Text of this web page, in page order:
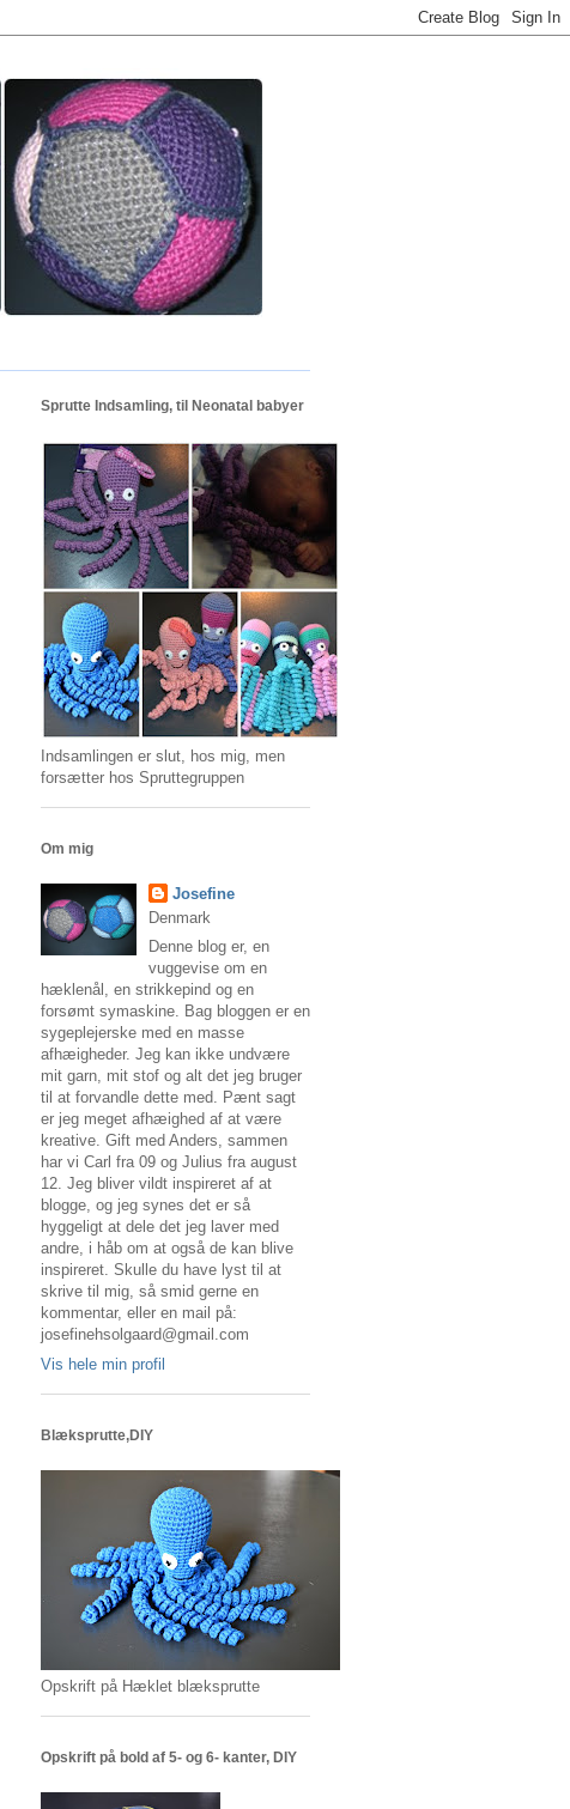
Sprutte Indsamling, til Neonatal babyer
Indsamlingen er slut, hos mig, men
forsætter hos Spruttegruppen
Om mig
Josefine
Denmark
Denne blog er, en
vuggevise om en
hæklenål, en strikkepind og en
forsømt symaskine. Bag bloggen er en
sygeplejerske med en masse
afhæigheder. Jeg kan ikke undvære
mit garn, mit stof og alt det jeg bruger
til at forvandle dette med. Pænt sagt
er jeg meget afhæighed af at være
kreative. Gift med Anders, sammen
har vi Carl fra 09 og Julius fra august
12. Jeg bliver vildt inspireret af at
blogge, og jeg synes det er så
hyggeligt at dele det jeg laver med
andre, i håb om at også de kan blive
inspireret. Skulle du have lyst til at
skrive til mig, så smid gerne en
kommentar, eller en mail på:
josefinehsolgaard@gmail.com
Vis hele min profil
Blæksprutte,DIY
Opskrift på Hæklet blæksprutte
Opskrift på bold af 5- og 6- kanter, DIY